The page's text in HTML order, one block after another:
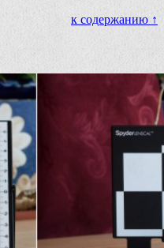
к содержанию ↑